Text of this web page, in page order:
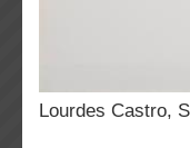
Lourdes Castro,